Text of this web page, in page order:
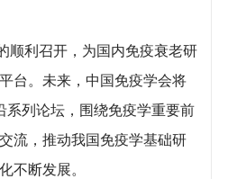
利召开，为国内免疫衰老研
台。未来，中国免疫学会将
系列论坛，围绕免疫学重要前
流，推动我国免疫学基础研
不断发展。